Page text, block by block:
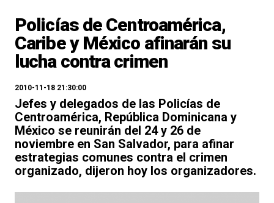
Policías de Centroamérica,
Caribe y México afinarán su
lucha contra crimen
2010-11-18 21:30:00
Jefes y delegados de las Policías de
Centroamérica, República Dominicana y
México se reunirán del 24 y 26 de
noviembre en San Salvador, para afinar
estrategias comunes contra el crimen
organizado, dijeron hoy los organizadores.